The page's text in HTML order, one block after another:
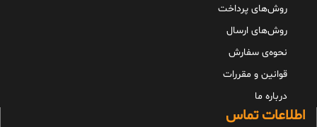
روش‌های پرداخت
روش‌های ارسال
نحوه‌ی سفارش
قوانین و مقررات
درباره ما
اطلاعات تماس